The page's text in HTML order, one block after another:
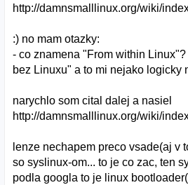
http://damnsmalllinux.org/wiki/
:) no mam otazky:
- co znamena "From within
bez Linuxu" a to mi nejako logicky
narychlo som cital dalej a nasiel
http://damnsmalllinux.org/wiki/
lenze nechapem preco vsade(aj v
so syslinux-om... to je co zac, ten
podla googla to je linux